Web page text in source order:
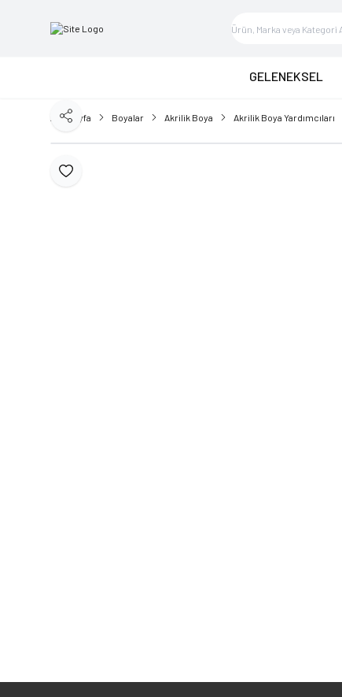
GELENEKSEL
Ana Sayfa Boyalar Akrilik Boya Akrilik Boya Yardımcıları
Favoriye Ekle
Paylaş